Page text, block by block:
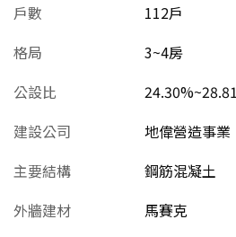
戶數
112戶
格局
3~4房
公設比
建設公司
地偉營造事業
主要結構
鋼筋混凝土
外牆建材
馬賽克